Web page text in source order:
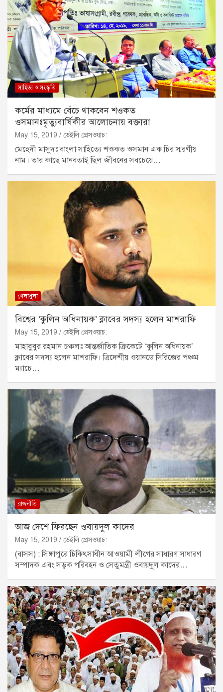
সাহিত্য ও সংস্কৃতি
কর্মের মাধ্যমে বেঁচে থাকবেন শওকত
ওসমানঃমৃত্যুবার্ষিকীর আলোচনায় বক্তারা
May 15, 2019 ডেইলি প্রেসওয়াচ:
মেহেদী মাসুদঃ বাংলা সাহিত্যে শওকত ওসমান এক চির স্মরণীয়
নাম। তার কাছে মানবতাই ছিল জীবনের সবচেয়ে…
খেলাধুলা
বিশ্বের ‘কুলিন অধিনায়ক’ ক্লাবের সদস্য হলেন মাশরাফি
May 15, 2019 ডেইলি প্রেসওয়াচ:
মাহাবুবুর রহমান চঞ্চলঃ আন্তর্জাতিক ক্রিকেটে ‘কুলিন অধিনায়ক’
ক্লাবের সদস্য হলেন মাশরাফি। ত্রিদেশীয় ওয়ানডে সিরিজের পঞ্চম
ম্যাচে…
রাজনীতি
আজ দেশে ফিরছেন ওবায়দুল কাদের
May 15, 2019 ডেইলি প্রেসওয়াচ:
(বাসস) : সিঙ্গাপুরে চিকিৎসাধীন আওয়ামী লীগের সাধারণ সাধারণ
সম্পাদক এবং সড়ক পরিবহন ও সেতুমন্ত্রী ওবায়দুল কাদের…